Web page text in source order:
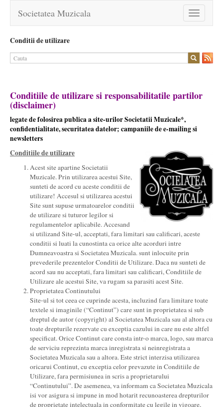
Toggle
navigation
Societatea Muzicala
Conditii de utilizare
Conditiile de utilizare si responsabilitatile partilor
(disclaimer)
legate de folosirea publica a site-urilor Societatii Muzicale*,
confidentialitate, securitatea datelor; campaniile de e-mailing si
newsletters
Conditiile de utilizare
Acest site apartine Societatii
Muzicale. Prin utilizarea acestui Site,
sunteti de acord cu aceste conditii de
utilizare! Accesul si utilizarea acestui
Site sunt supuse urmatoarelor conditii
de utilizare si tuturor legilor si
regulamentelor aplicabile. Accesand
si utilizand Site-ul, acceptati, fara limitari sau calificari, aceste
conditii si luati la cunostinta ca orice alte acorduri intre
Dumneavoastra si Societatea Muzicala. sunt inlocuite prin
prevederile prezentelor Conditii de Utilizare. Daca nu sunteti de
acord sau nu acceptati, fara limitari sau calificari, Conditiile de
Utilizare ale acestui Site, va rugam sa parasiti acest Site.
Proprietatea Continutului
Site-ul si tot ceea ce cuprinde acesta, incluzind fara limitare toate
textele si imaginile (“Continut”) care sunt in proprietatea si sub
dreptul de autor (copyright) al Societatea Muzicala sau al altora cu
toate drepturile rezervate cu exceptia cazului in care nu este altfel
specificat. Orice Continut care consta intr-o marca, logo, sau marca
de serviciu reprezinta marca inregistrata si neinregistrata a
Societatea Muzicala sau a altora. Este strict interzisa utilizarea
oricarui Continut, cu exceptia celor prevazute in Conditiile de
Utilizare, fara permisiunea in scris a proprietarului
“Continutului”. De asemenea, va informam ca Societatea Muzicala
isi vor asigura si impune in mod hotarit recunoasterea drepturilor
de proprietate intelectuala in conformitate cu legile in vigoare,